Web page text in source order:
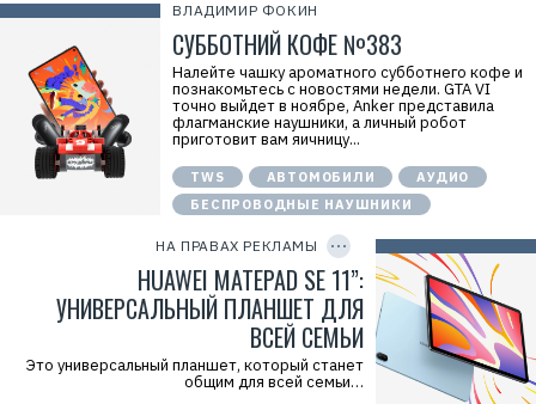
ВЛАДИМИР ФОКИН
СУББОТНИЙ КОФЕ №383
Налейте чашку ароматного субботнего кофе и
познакомьтесь с новостями недели. GTA VI
точно выйдет в ноябре, Anker представила
флагманские наушники, а личный робот
приготовит вам яичницу...
TWS АВТОМОБИЛИ
АУДИО
БЕСПРОВОДНЫЕ НАУШНИКИ
НА ПРАВАХ РЕКЛАМЫ
Р
е
к
л
а
м
о
а
т
е
л
:
О
О
О
«
Т
х
к
C
Y
I
D
HUAWEI MATEPAD SE 11”:
УНИВЕРСАЛЬНЫЙ ПЛАНШЕТ ДЛЯ
ВСЕЙ СЕМЬИ
Это универсальный планшет, который станет
общим для всей семьи…
i
d
=
2
V
f
y
T
W
f
M
Р
е
м
о